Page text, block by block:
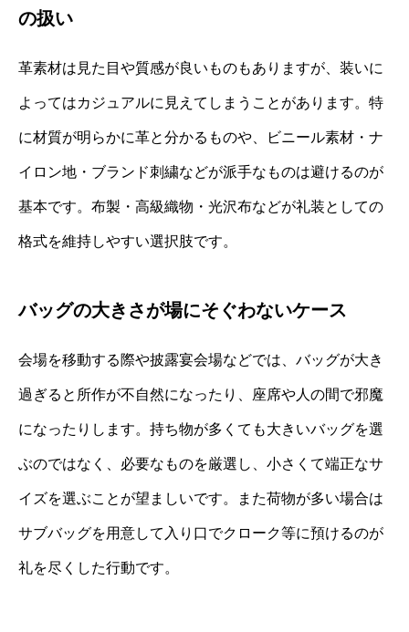
の扱い
革素材は見た目や質感が良いものもありますが、装いに
よってはカジュアルに見えてしまうことがあります。特
に材質が明らかに革と分かるものや、ビニール素材・ナ
イロン地・ブランド刺繍などが派手なものは避けるのが
基本です。布製・高級織物・光沢布などが礼装としての
格式を維持しやすい選択肢です。
バッグの大きさが場にそぐわないケース
会場を移動する際や披露宴会場などでは、バッグが大き
過ぎると所作が不自然になったり、座席や人の間で邪魔
になったりします。持ち物が多くても大きいバッグを選
ぶのではなく、必要なものを厳選し、小さくて端正なサ
イズを選ぶことが望ましいです。また荷物が多い場合は
サブバッグを用意して入り口でクローク等に預けるのが
礼を尽くした行動です。